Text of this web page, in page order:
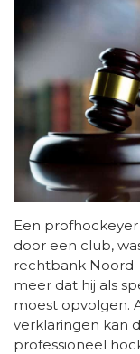
Een
door een club,
rechtbank
meer dat hij als
moest opvolgen.
verklaringen kan
professioneel